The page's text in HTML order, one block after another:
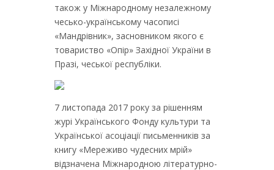
також у Міжнародному незалежному
чесько-українському часописі
«Мандрівник», засновником якого є
товариство «Опір» Західної України в
Празі, чеської республіки.
7 листопада 2017 року за рішенням
журі Українського Фонду культури та
Української асоціації письменників за
книгу «Мереживо чудесних мрій»
відзначена Міжнародною літературно-